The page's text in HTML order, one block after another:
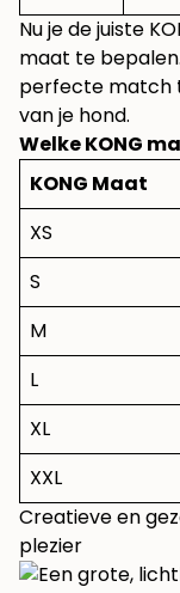
Nu je de juiste
maat te
perfecte match
van je hond.
Welke KONG
KONG Maat
XS
S
M
L
XL
XXL
Creatieve en
plezier